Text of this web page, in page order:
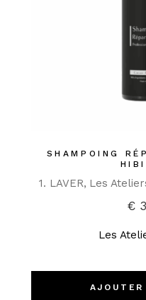
SHAMPOING
1. LAVER Les
€
Les
AJOUTER